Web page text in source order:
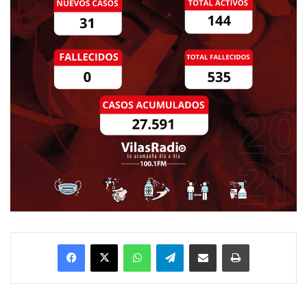
Facebook
X WhatsAppTelegramEnviar vía email Imprimir